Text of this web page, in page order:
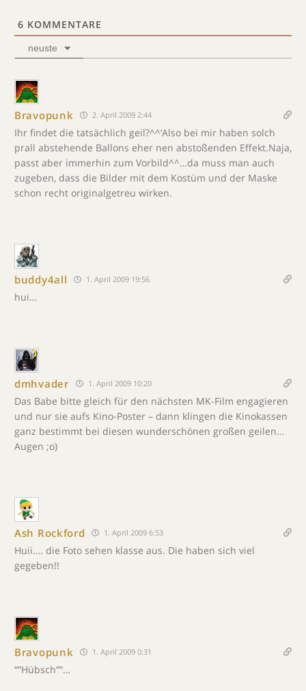
6 KOMMENTARE
neuste
Bravopunk 2. April 2009 2:44
Ihr findet die tatsächlich geil?^^’Also bei mir haben solch
prall abstehende Ballons eher nen abstoßenden Effekt.Naja,
passt aber immerhin zum Vorbild^^…da muss man auch
zugeben, dass die Bilder mit dem Kostüm und der Maske
schon recht originalgetreu wirken.
buddy4all 1. April 2009 19:56
hui…
dmhvader 1. April 2009 10:20
Das Babe bitte gleich für den nächsten MK-Film engagieren
und nur sie aufs Kino-Poster – dann klingen die Kinokassen
ganz bestimmt bei diesen wunderschönen großen geilen…
Augen ;o)
Ash Rockford 1. April 2009 6:53
Huii…. die Foto sehen klasse aus. Die haben sich viel
gegeben!!
Bravopunk 1. April 2009 0:31
“”Hübsch””…